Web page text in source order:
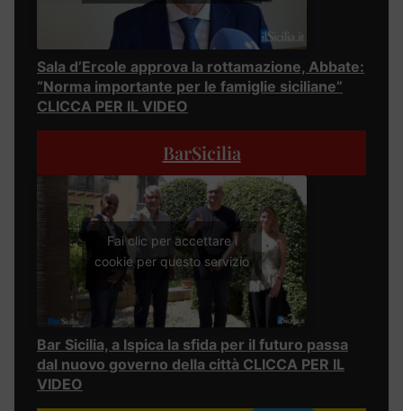
Sala d’Ercole approva la rottamazione, Abbate:
“Norma importante per le famiglie siciliane”
CLICCA PER IL VIDEO
BarSicilia
Fai clic per accettare i
cookie per questo servizio
Bar Sicilia, a Ispica la sfida per il futuro passa
dal nuovo governo della città CLICCA PER IL
VIDEO